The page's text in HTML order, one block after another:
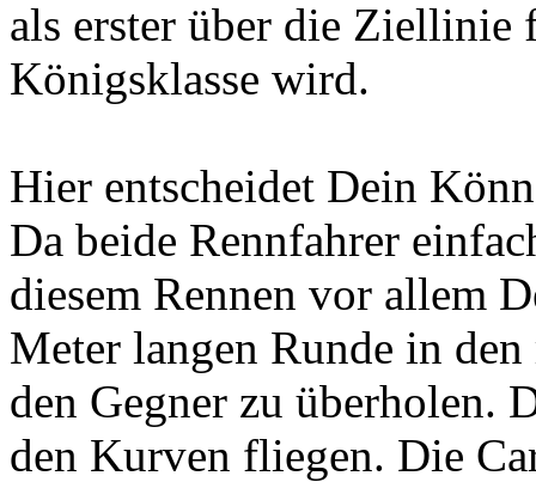
als erster über die Ziellinie
Königsklasse wird.
Hier entscheidet Dein
Da beide Rennfahrer
diesem Rennen vor allem
Meter langen Runde in
den Gegner zu überholen.
den Kurven fliegen. Die